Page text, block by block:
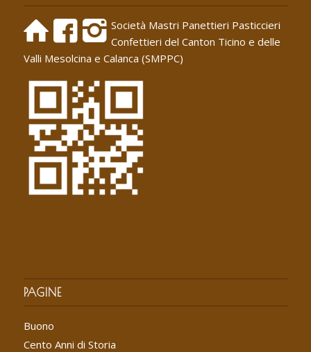
Società Mastri Panettieri Pasticcieri
Confettieri del Canton Ticino e delle
Valli Mesolcina e Calanca (SMPPC)
PAGINE
Buono
Cento Anni di Storia